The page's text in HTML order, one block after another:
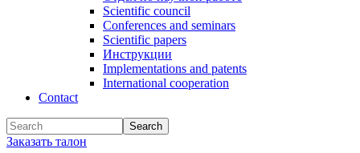
Scientific council
Conferences and seminars
Scientific papers
Инструкции
Implementations and patents
International cooperation
Contact
Заказать талон